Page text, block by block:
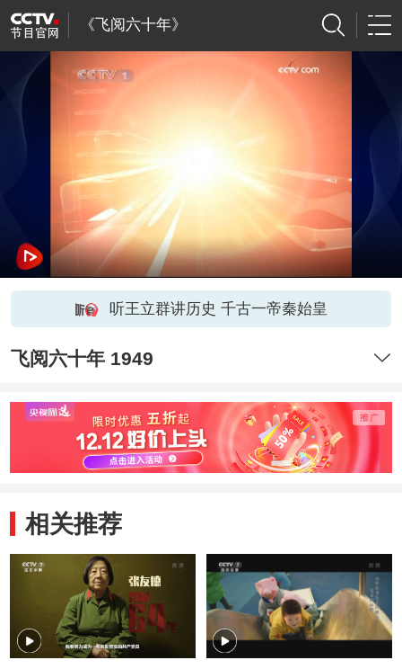
《飞阅六十年》
听王立群讲历史 千古一帝秦始皇
飞阅六十年 1949
相关推荐